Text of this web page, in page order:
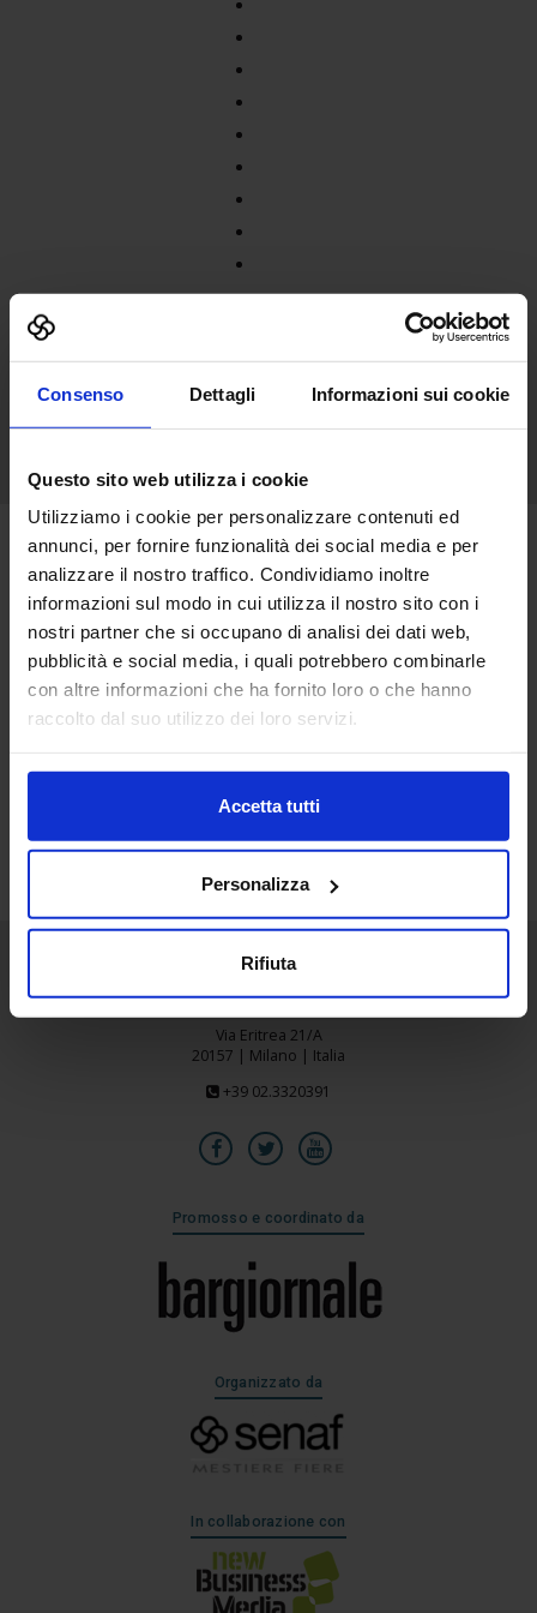
Consenso Dettagli Informazioni sui cookie
Questo sito web utilizza i cookie
Utilizziamo i cookie per personalizzare contenuti ed
annunci, per fornire funzionalità dei social media e per
analizzare il nostro traffico. Condividiamo inoltre
informazioni sul modo in cui utilizza il nostro sito con i
nostri partner che si occupano di analisi dei dati web,
pubblicità e social media, i quali potrebbero combinarle
con altre informazioni che ha fornito loro o che hanno
raccolto dal suo utilizzo dei loro servizi.
Accetta tutti
Personalizza
Rifiuta
22
Giu
GANCIA_SMALL
Senaf srl
Via Eritrea 21/A
20157 | Milano | Italia
+39 02.3320391
Promosso e coordinato da
Organizzato da
In collaborazione con